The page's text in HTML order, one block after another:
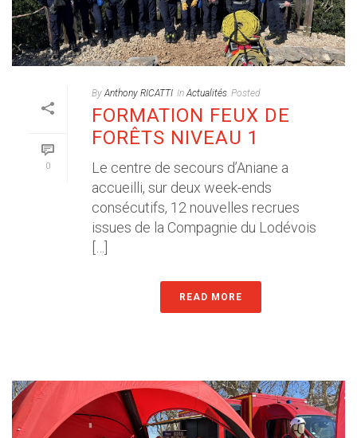
0
By Anthony RICATTI In Actualités Posted
FORMATION FEUX DE
FORÊTS NIVEAU 1
Le centre de secours d’Aniane a
accueilli, sur deux week-ends
consécutifs, 12 nouvelles recrues
issues de la Compagnie du Lodévois
[…]
READ MORE